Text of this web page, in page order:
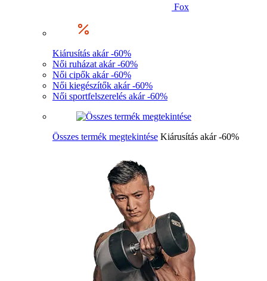
Fox
Kiárusítás akár -60%
Női ruházat akár -60%
Női cipők akár -60%
Női kiegészítők akár -60%
Női sportfelszerelés akár -60%
Összes termék megtekintése Kiárusítás akár -60%